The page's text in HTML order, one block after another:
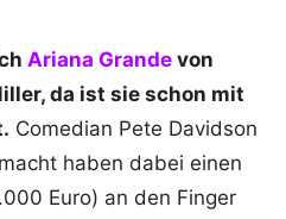
Ariana Grande von
da ist sie schon mit
Comedian Pete Davidson
haben dabei einen
Euro) an den Finger